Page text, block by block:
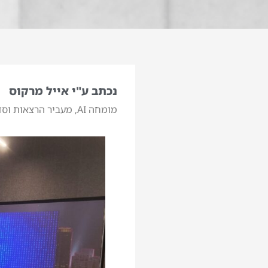
נכתב ע"י אייל מרקוס
מומחה AI, מעביר הרצאות וסדנאות בינה מלאכותית. המרצה המוביל בישראל לבינה מלאכותית.